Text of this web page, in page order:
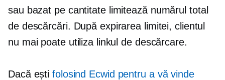
sau bazat pe cantitatelimitează numărul total
de descărcări. După expirarea limitei, clientul
nu mai poate utiliza linkul de descărcare.
Dacă eștifolosind Ecwid pentru a vă vinde